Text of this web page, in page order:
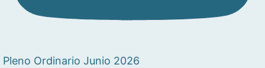
Pleno Ordinario Junio 2026